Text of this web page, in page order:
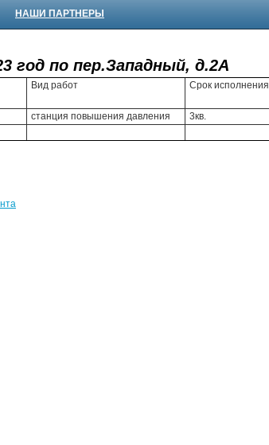
НАШИ ПАРТНЕРЫ
год по пер.Западный, д.2А
Вид работ Срок исполнения
станция повышения давления 3кв.